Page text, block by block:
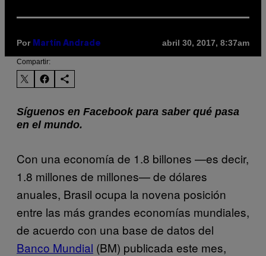
Por Martín Andrade abril 30, 2017, 8:37am
Compartir:
Síguenos en Facebook para saber qué pasa
en el mundo.
Con una economía de 1.8 billones —es decir,
1.8 millones de millones— de dólares
anuales, Brasil ocupa la novena posición
entre las más grandes economías mundiales,
de acuerdo con una base de datos del
Banco Mundial (BM) publicada este mes,